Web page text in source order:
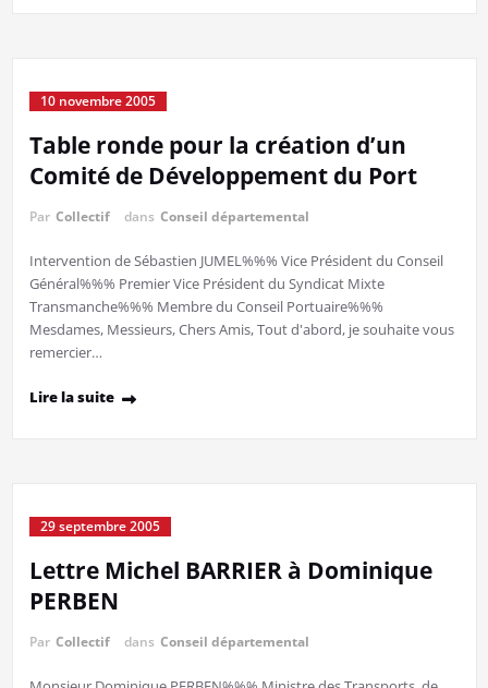
10 novembre 2005
Table ronde pour la création d’un
Comité de Développement du Port
Par Collectif dans Conseil départemental
Intervention de Sébastien JUMEL%%% Vice Président du Conseil
Général%%% Premier Vice Président du Syndicat Mixte
Transmanche%%% Membre du Conseil Portuaire%%%
Mesdames, Messieurs, Chers Amis, Tout d'abord, je souhaite vous
remercier…
Lire la suite
29 septembre 2005
Lettre Michel BARRIER à Dominique
PERBEN
Par Collectif dans Conseil départemental